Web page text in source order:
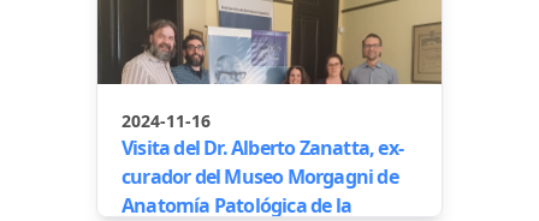
2024-11-16
Visita del Dr. Alberto Zanatta, ex-
curador del Museo Morgagni de
Anatomía Patológica de la